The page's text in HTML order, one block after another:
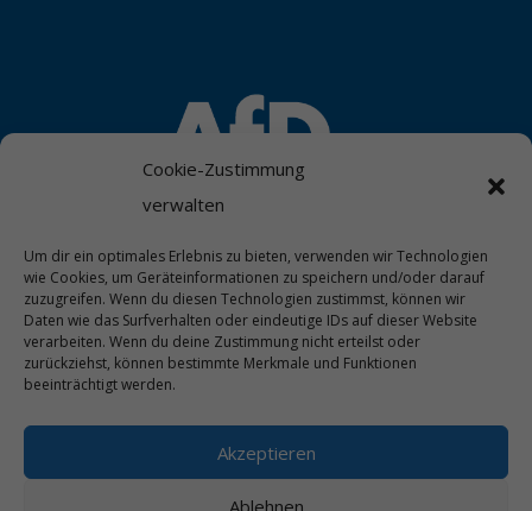
Cookie-Zustimmung
verwalten
Um dir ein optimales Erlebnis zu bieten, verwenden wir Technologien
wie Cookies, um Geräteinformationen zu speichern und/oder darauf
zuzugreifen. Wenn du diesen Technologien zustimmst, können wir
Daten wie das Surfverhalten oder eindeutige IDs auf dieser Website
verarbeiten. Wenn du deine Zustimmung nicht erteilst oder
zurückziehst, können bestimmte Merkmale und Funktionen
beeinträchtigt werden.
Akzeptieren
Ablehnen